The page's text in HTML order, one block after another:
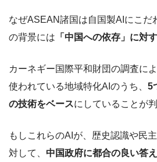
なぜASEAN諸国は自国製AIにこだ
の背景には 「中国への依存」に対
カーネギー国際平和財団の調査に
使われている地域特化AIのうち、 5
の技術をベースにしていることが
もしこれらのAIが、歴史認識や民
対して、 中国政府に都合の良い答